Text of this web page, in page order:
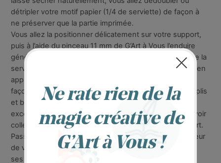
détripler votre motif papier (1/4 de serviette) de façon à
ne préserver que la partie imprimée.
Vous allez la positionner délicatement sur votre support,
puis à l’aide du pinceau 11 mm de G’Art à Vous l’enduire
généreusement de vernis colle en partant du centre de la
serviette vers ses bords, en forme de rayons de soleil en
appuyant bien fort au premier passage du pinceau de
façon à bien imbiber le papier et éviter la formation de plis
et bulles d’air. Revenez ensuite délicatement retirer les
excédents de colle. Pratiquez de cette façon jusqu’à avoir
collé la totalité de votre motif serviette sur votre support.
Passez ensuite à la décoration/peinture et mise en valeur
de votre motif en appliquant les peintures de Valérie et
ses techniques selon le niveau de difficulté désiré